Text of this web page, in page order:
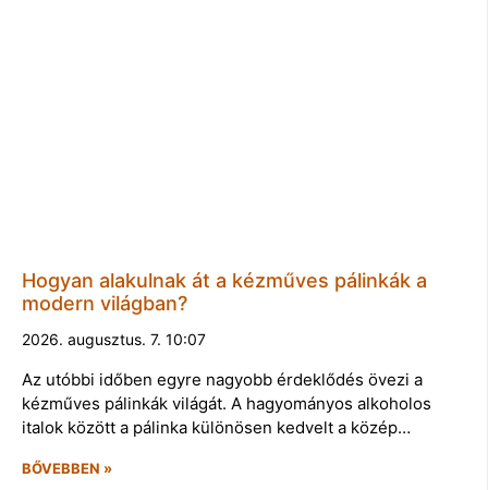
Hogyan alakulnak át a kézműves pálinkák a
modern világban?
2026. augusztus. 7. 10:07
Az utóbbi időben egyre nagyobb érdeklődés övezi a
kézműves pálinkák világát. A hagyományos alkoholos
italok között a pálinka különösen kedvelt a közép…
BŐVEBBEN »